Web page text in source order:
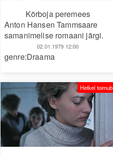
Kõrboja peremees
Anton Hansen Tammsaare
samanimelise romaani järgi.
02.01.1979 12:00
genre:Draama
Hetkel toimub